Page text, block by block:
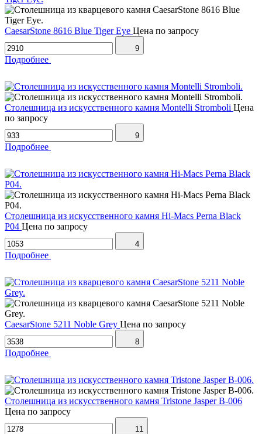
CaesarStone 8616 Blue Tiger Eye Цена по запросу
9
Подробнее
Столешница из искусственного камня Montelli Stromboli Цена
по запросу
9
Подробнее
Столешница из искусственного камня Hi-Macs Perna Black
P04 Цена по запросу
4
Подробнее
CaesarStone 5211 Noble Grey Цена по запросу
8
Подробнее
Столешница из искусственного камня Tristone Jasper B-006
Цена по запросу
11